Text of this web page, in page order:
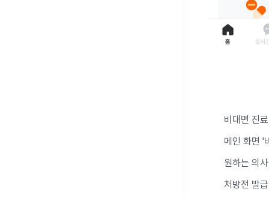
비대면 진
메인 화면 '
원하는 의
처방전 발